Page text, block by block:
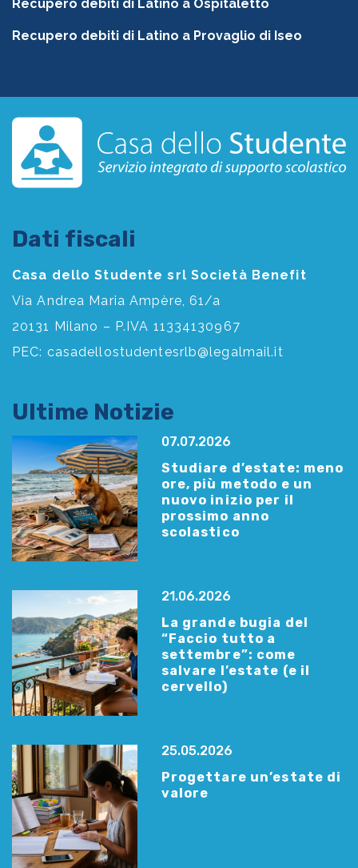
Recupero debiti di Latino a Ospitaletto
Recupero debiti di Latino a Provaglio di Iseo
Dati fiscali
Casa dello Studente srl Società Benefit
Via Andrea Maria Ampère, 61/a
20131 Milano – P.IVA 11334130967
PEC: casadellostudentesrlb@legalmail.it
Ultime Notizie
07.07.2026
Studiare d’estate: meno
ore, più metodo e un
nuovo inizio per il
prossimo anno
scolastico
21.06.2026
La grande bugia del
“Faccio tutto a
settembre”: come
salvare l’estate (e il
cervello)
25.05.2026
Progettare un’estate di
valore